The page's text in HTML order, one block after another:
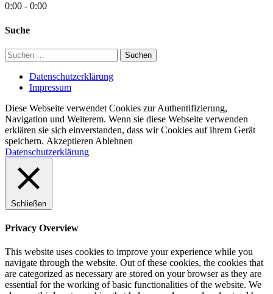
0:00 - 0:00
Suche
Suchen
nach:
Datenschutzerklärung
Impressum
Diese Webseite verwendet Cookies zur Authentifizierung,
Navigation und Weiterem. Wenn sie diese Webseite verwenden
erklären sie sich einverstanden, dass wir Cookies auf ihrem Gerät
speichern. Akzeptieren Ablehnen
Datenschutzerklärung
Schließen
Privacy Overview
This website uses cookies to improve your experience while you
navigate through the website. Out of these cookies, the cookies that
are categorized as necessary are stored on your browser as they are
essential for the working of basic functionalities of the website. We